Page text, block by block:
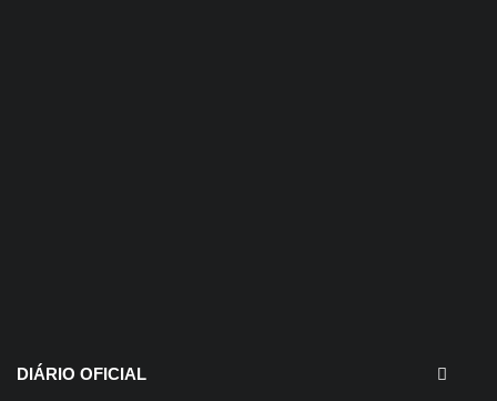
Processo Seletivo
DIÁRIO OFICIAL